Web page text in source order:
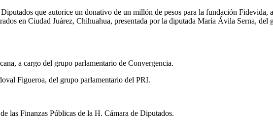
que autorice un donativo de un millón de pesos para la fundación Fidevida,
en Ciudad Juárez, Chihuahua, presentada por la diputada María Ávila Serna,
a cargo del grupo parlamentario de Convergencia.
Figueroa, del grupo parlamentario del PRI.
las Finanzas Públicas de la H. Cámara de Diputados.